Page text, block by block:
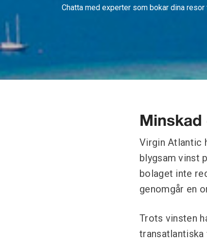
Chatta med experter som bokar dina
Virgin Atlantic
blygsam vinst
bolaget inte
genomgår en
Trots vinsten
transatlantiska